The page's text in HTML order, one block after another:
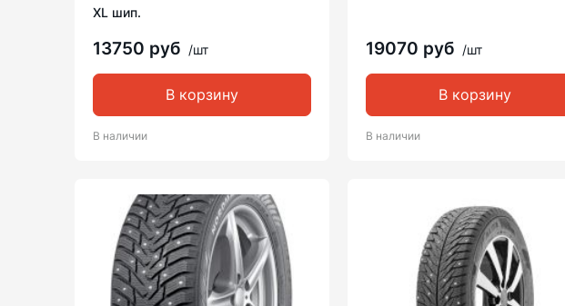
XL шип.
13750 руб /шт
В корзину
В наличии
19070 руб /шт
В корзину
В наличии